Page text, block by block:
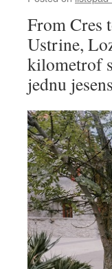
From Cres
Ustrine,
kilometrof
jednu